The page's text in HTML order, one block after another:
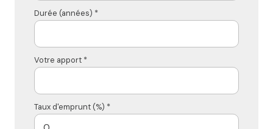
Durée (années) *
Votre apport *
Taux d'emprunt (%) *